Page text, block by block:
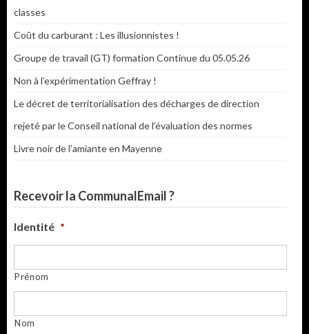
classes
Coût du carburant : Les illusionnistes !
Groupe de travail (GT) formation Continue du 05.05.26
Non à l’expérimentation Geffray !
Le décret de territorialisation des décharges de direction
rejeté par le Conseil national de l’évaluation des normes
Livre noir de l’amiante en Mayenne
Recevoir la CommunalEmail ?
Identité *
Prénom
Nom